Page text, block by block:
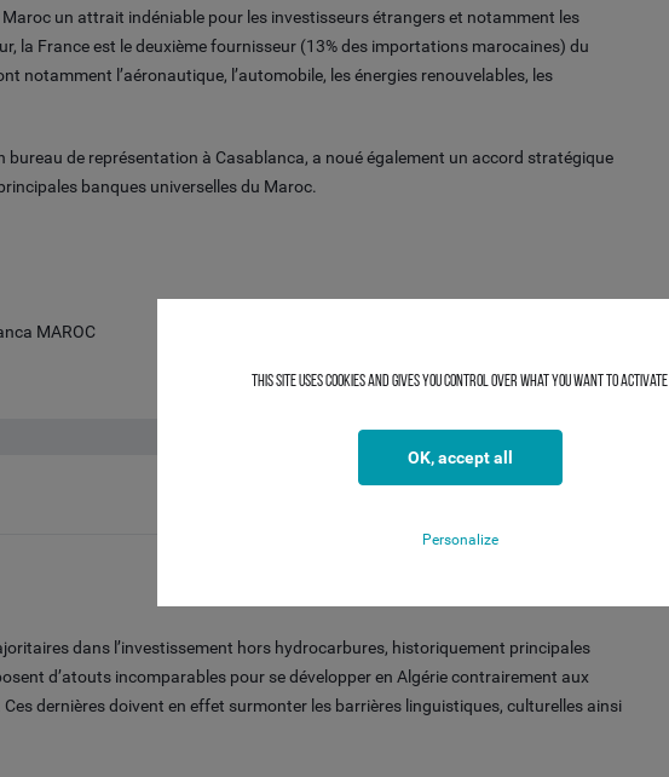
Maroc un attrait indéniable pour les investisseurs étrangers et notamment les
la France est le deuxième fournisseur (13% des importations marocaines) du
notamment l’aéronautique, l’automobile, les énergies renouvelables, les
bureau de représentation à Casablanca, a noué également un accord stratégique
banques universelles du Maroc.
MAROC
dans l’investissement hors hydrocarbures, historiquement principales
d’atouts incomparables pour se développer en Algérie contrairement aux
dernières doivent en effet surmonter les barrières linguistiques, culturelles ainsi
This site uses cookies and gives you control over what you want to activate
OK, accept all
Personalize